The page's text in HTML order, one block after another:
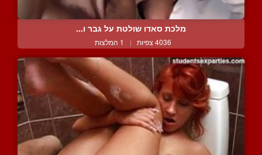
מלכת סאדו שולטת על גבר ו...
4036 צפיות | 1 המלצות